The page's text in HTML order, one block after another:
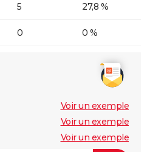
5 27,8 %
0 0 %
Voir un exemple
Voir un exemple
Voir un exemple